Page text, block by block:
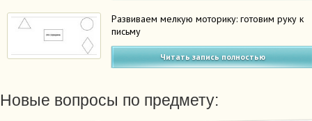
Развиваем мелкую моторику: готовим руку к
письму
Читать запись полностью
Новые вопросы по предмету: